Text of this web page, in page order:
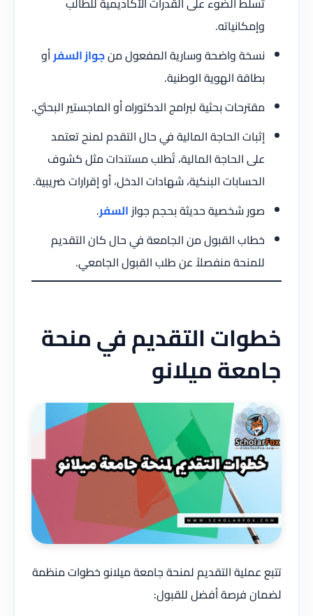
وإمكانياته.
نسخة واضحة وسارية المفعول منجواز السفرأو
بطاقة الهوية الوطنية.
مقترحات بحثية لبرامج الدكتوراه أو الماجستير البحثي.
إثبات الحاجة المالية في حال التقدم لمنح تعتمد
على الحاجة المالية، تُطلب مستندات مثل كشوف
الحسابات البنكية، شهادات الدخل، أو إقرارات ضريبية.
صور شخصية حديثة بحجم جواز السفر.
خطاب القبول من الجامعة في حال كان التقديم
للمنحة منفصلاً عن طلب القبول الجامعي.
خطوات التقديم في منحة
جامعة ميلانو
تتبع عملية التقديم لمنحة جامعة ميلانو خطوات منظمة
لضمان فرصة أفضل للقبول: